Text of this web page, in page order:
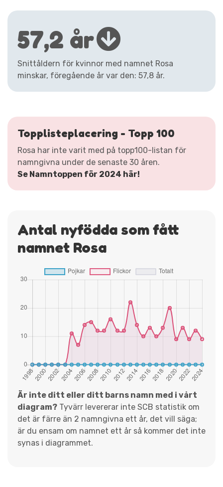
57,2 år
Snittåldern för kvinnor med namnet Rosa
minskar, föregående år var den: 57,8 år.
Topplisteplacering - Topp 100
Rosa har inte varit med på topp100-listan för
namngivna under de senaste 30 åren.
Se Namntoppen för 2024 här!
Antal nyfödda som fått
namnet Rosa
Är inte ditt eller ditt barns namn med i vårt
diagram? Tyvärr levererar inte SCB statistik om
det är färre än 2 namngivna ett år, det vill säga;
är du ensam om namnet ett år så kommer det inte
synas i diagrammet.